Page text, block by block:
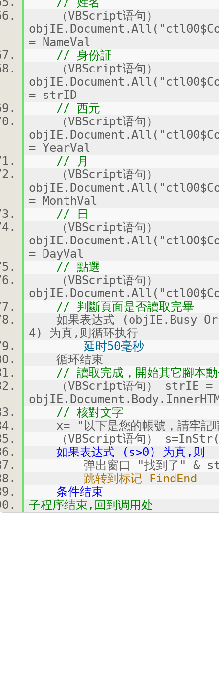
（VBScript语句）
= NameVal
// 身份証
（VBScript语句）
= strID
// 西元
（VBScript语句）
= YearVal
// 月
（VBScript语句）
= MonthVal
// 日
（VBScript语句）
= DayVal
// 點選
（VBScript语句）
// 判斷頁面是否讀取完畢
如果表达式 (objIE.Busy Or
4) 为真,则循环执行
延时50毫秒
循环结束
// 讀取完成，開始其它腳本動
（VBScript语句） strIE =
// 核對文字
x= "以下是您的帳號，請牢
（VBScript语句）
如果表达式 (s>0) 为真,则
弹出窗口 "找到了" &
跳转到标记 FindEnd
条件结束
子程序结束,回到调用处